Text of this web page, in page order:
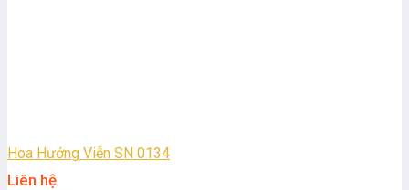
Hoa Hướng Viễn SN 0134
Liên hệ